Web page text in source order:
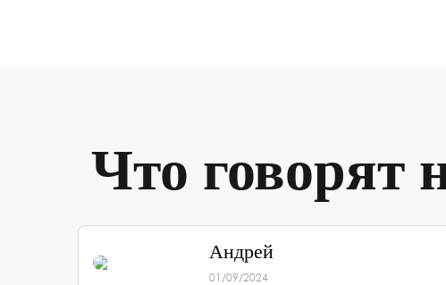
Что говорят
Андрей
01/09/2024